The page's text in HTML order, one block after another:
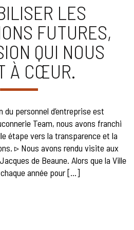
LES
FUTURES,
QUI NOUS
À CŒUR.
personnel d’entreprise est
Team, nous avons franchi
étape vers la transparence et la
▹ Nous avons rendu visite aux
de Beaune. Alors que la Ville
année pour […]